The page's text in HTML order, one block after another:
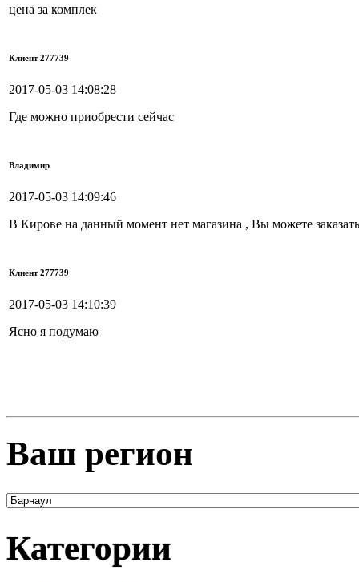
цена за комплек
Клиент 277739
2017-05-03 14:08:28
Где можно приобрести сейчас
Владимир
2017-05-03 14:09:46
В Кирове на данный момент нет магазина , Вы можете
Клиент 277739
2017-05-03 14:10:39
Ясно я подумаю
Ваш регион
Категории